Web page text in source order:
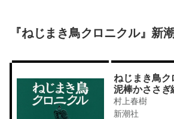
『ねじまき鳥クロニクル』新
ねじまき鳥
泥棒かささ
村上春樹
新潮社